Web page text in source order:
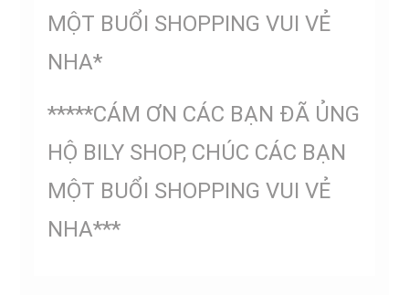
MỘT BUỔI SHOPPING VUI VẺ
NHA*
*****CÁM ƠN CÁC BẠN ĐÃ ỦNG
HỘ BILY SHOP, CHÚC CÁC BẠN
MỘT BUỔI SHOPPING VUI VẺ
NHA***